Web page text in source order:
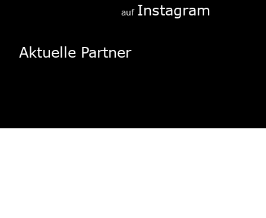
Aktuelle Partner
auf Instagram